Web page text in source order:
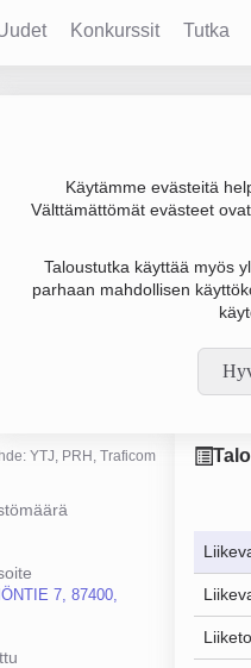
Konkurssit Tutka
Käytämme evästeitä
Välttämättömät evästeet
Taloustutka käyttää myös
parhaan mahdollisen
on 3.7 milj. €,
Yrityksen yhtiömuoto
yritykseen Kajaanin
YTJ, PRH, Traficom
7, 87400,